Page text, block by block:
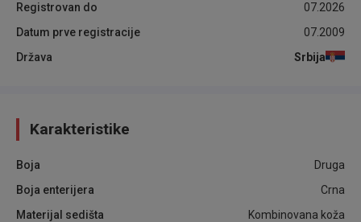
Registrovan do
07.2026
Datum prve registracije
07.2009
Država
Srbija
Karakteristike
Boja
Druga
Boja enterijera
Crna
Materijal sedišta
Kombinovana koža